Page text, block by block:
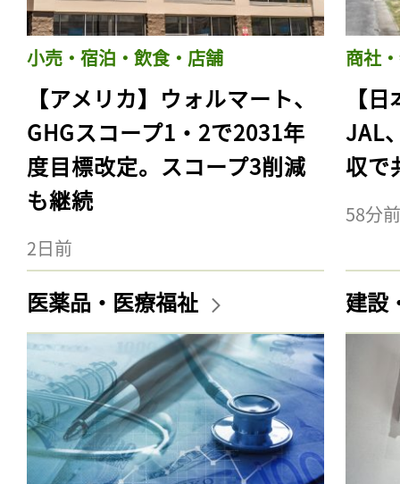
小売・宿泊・飲食・店舗
【アメリカ】ウォルマート、
GHGスコープ1・2で2031年
度目標改定。スコープ3削減
も継続
2日前
商社
【
JAL
収で
58分前
医薬品・医療福祉 建設